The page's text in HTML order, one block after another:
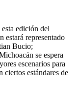
edición del
estará representado
Bucio;
se espera
escenarios para
ciertos estándares de